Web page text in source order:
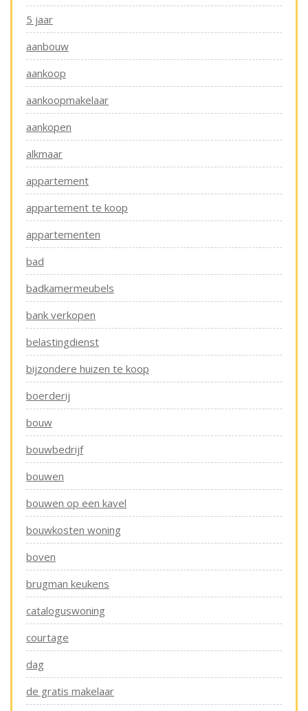
5 jaar
aanbouw
aankoop
aankoopmakelaar
aankopen
alkmaar
appartement
appartement te koop
appartementen
bad
badkamermeubels
bank verkopen
belastingdienst
bijzondere huizen te koop
boerderij
bouw
bouwbedrijf
bouwen
bouwen op een kavel
bouwkosten woning
boven
brugman keukens
cataloguswoning
courtage
dag
de gratis makelaar